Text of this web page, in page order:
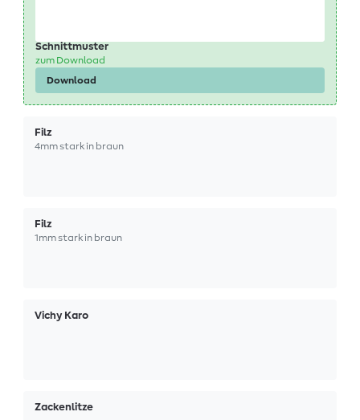
Schnittmuster
zum Download
Download
Filz
4mm stark in braun
Filz
1mm stark in braun
Vichy Karo
Zackenlitze